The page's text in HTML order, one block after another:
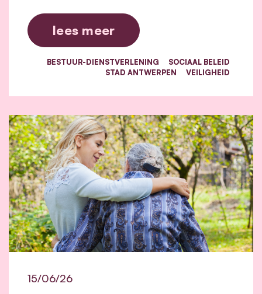
lees meer
BESTUUR-DIENSTVERLENING
SOCIAAL BELEID
STAD ANTWERPEN
VEILIGHEID
15/06/26